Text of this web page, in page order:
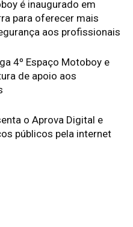
é inaugurado em
para oferecer mais
aos profissionais
4º Espaço Motoboy e
de apoio aos
o Aprova Digital e
públicos pela internet